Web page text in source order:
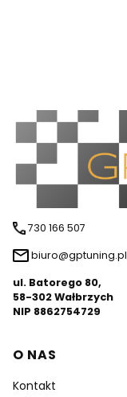
730 166 507
biuro@gptuning.pl
ul. Batorego 80,
58-302 Wałbrzych
NIP 8862754729
Linki w stopce
O NAS
Kontakt